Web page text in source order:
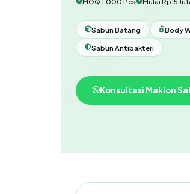
Sabun Batang Body
Sabun Antibakteri
Konsultasi Maklon